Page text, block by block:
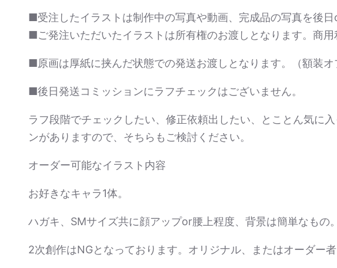
■受注したイラストは制作中の写真や動画、完成品の写真を後
■ご発注いただいたイラストは所有権のお渡しとなります。商用
■原画は厚紙に挟んだ状態での発送お渡しとなります。（額装オ
■後日発送コミッションにラフチェックはございません。
ラフ段階でチェックしたい、修正依頼出したい、とことん気に
ンがありますので、そちらもご検討ください。
オーダー可能なイラスト内容
お好きなキャラ1体。
ハガキ、SMサイズ共に顔アップor腰上程度、背景は簡単なもの。
2次創作はNGとなっております。オリジナル、またはオーダー者